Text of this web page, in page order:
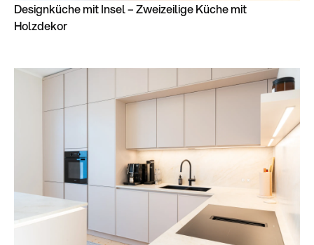
Designküche mit Insel – Zweizeilige Küche mit
Holzdekor